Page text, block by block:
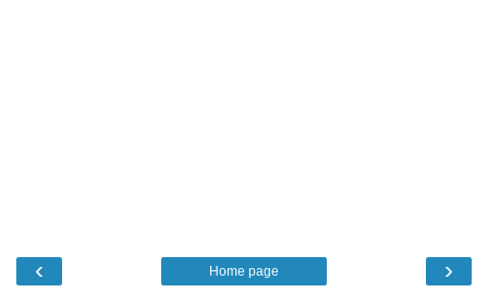
‹ ›
Home page